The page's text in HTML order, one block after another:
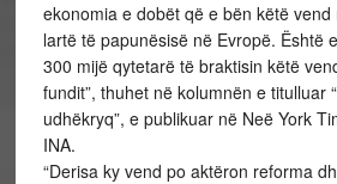
ekonomia e dobët që e bën këtë
lartë të papunësisë në Evropë. Është
300 mijë qytetarë të braktisin këtë
fundit”, thuhet në kolumnën e titulluar
udhëkryq”, e publikuar në Neë York
INA.
“Derisa ky vend po aktëron reforma